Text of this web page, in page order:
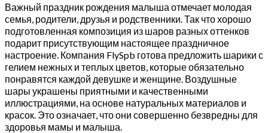
Важный праздник рождения малыша отмечает молодая
семья, родители, друзья и родственники. Так что хорошо
подготовленная композиция из шаров разных оттенков
подарит присутствующим настоящее праздничное
настроение. Компания FlySpb готова предложить шарики с
гелием нежных и теплых цветов, которые обязательно
понравятся каждой девушке и женщине. Воздушные
шары украшены приятными и качественными
иллюстрациями, на основе натуральных материалов и
красок. Это означает, что они совершенно безвредны для
здоровья мамы и малыша.